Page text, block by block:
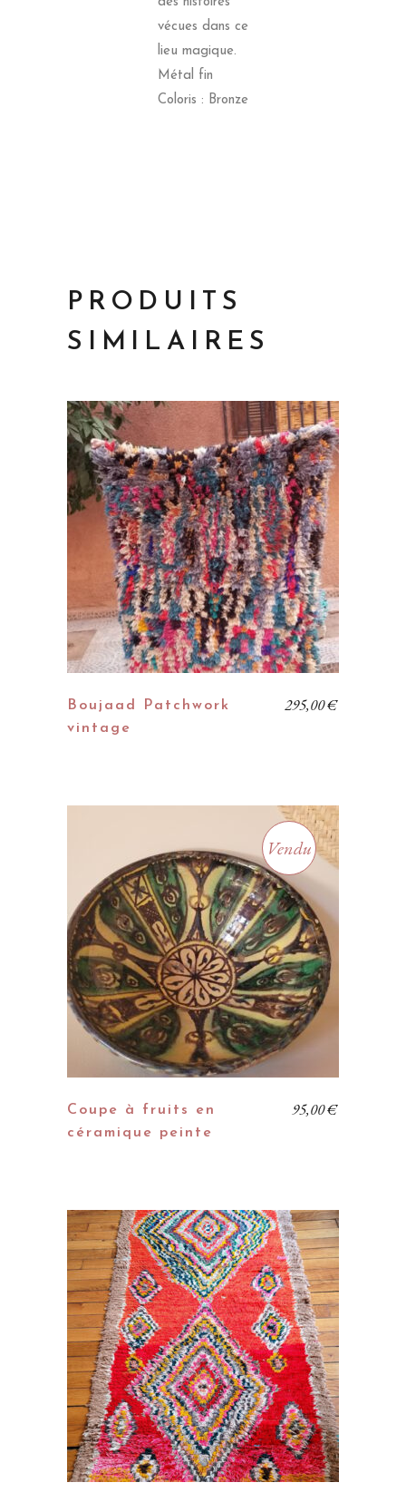
vécues dans ce
lieu magique.
Métal fin
Coloris : Bronze
PRODUITS
SIMILAIRES
Boujaad Patchwork
vintage
295,00€
Vendu
Coupe à fruits en
céramique peinte
95,00€